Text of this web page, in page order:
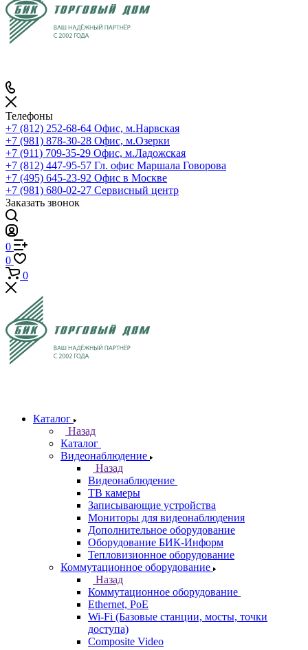
Телефоны
+7 (812) 252-68-64 Офис, м.Нарвская
+7 (981) 878-30-28 Офис, м.Озерки
+7 (911) 709-35-29 Офис, м.Ладожская
+7 (812) 447-95-57 Гл. офис Маршала Говорова
+7 (495) 645-23-92 Офис в Москве
+7 (981) 680-02-27 Сервисный центр
Заказать звонок
0
0
0
Каталог
Назад
Каталог
Видеонаблюдение
Назад
Видеонаблюдение
ТВ камеры
Записывающие устройства
Мониторы для видеонаблюдения
Дополнительное оборудование
Оборудование БИК-Информ
Тепловизионное оборудование
Коммутационное оборудование
Назад
Коммутационное оборудование
Ethernet, PoE
Wi-Fi (Базовые станции, мосты, точки
доступа)
Composite Video